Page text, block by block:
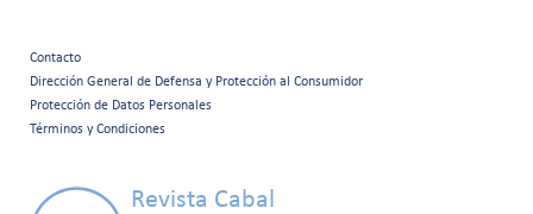
Menú
secundario
Contacto
Dirección General de Defensa y Protección al Consumidor
Protección de Datos Personales
Términos y Condiciones
Revista Cabal